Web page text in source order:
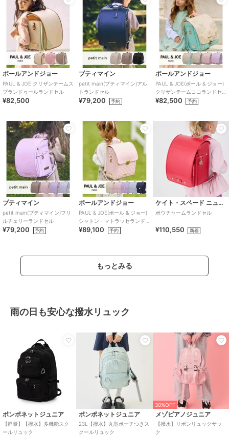
ポールアンドジョー
PAUL & JOE クリザンテームス
プランドゥールランドセル
¥82,500
プティマイン
petit main(プティマイン)アル
トランドセル
¥79,200 予約
ポールアンドジョー
PAUL & JOE(ポール & ジョー)
クリザンテームココランドセ
ル
¥82,500 予約
プティマイン
petit main(プティマイン)フリ
ルチェリーランドセル
¥79,200 予約
ポールアンドジョー
PAUL & JOE(ポール & ジョー)
シャトン・マトラッセランド
セル
¥89,100 予約
ケイト・スペード ニューヨーク キッズ
ボウチャームランドセル
¥110,550 新着
もっとみる
雨の日も安心な撥水リュック
ポンポネットジュニア
【軽量】【撥水】多機能スク
ールリュック
ポンポネットジュニア
23L【撥水】丸型ポーチつきス
クールリュック
30%OFF
メゾピアノジュニア
【撥水】リボンリュックサッ
ク